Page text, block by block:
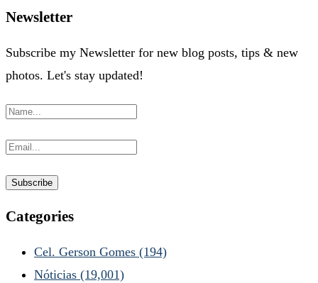
Newsletter
Subscribe my Newsletter for new blog posts, tips & new
photos. Let's stay updated!
Categories
Cel. Gerson Gomes (194)
Nóticias (19,001)